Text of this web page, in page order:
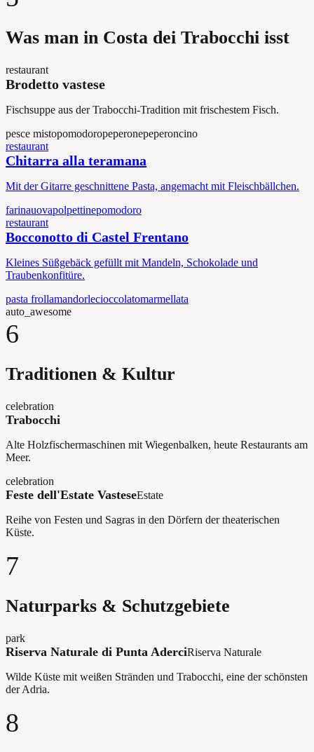
Was man in Costa dei Trabocchi isst
restaurant
Brodetto vastese
Fischsuppe aus der Trabocchi-Tradition mit frischestem Fisch.
pesce mistopomodoropeperonepeperoncino
restaurant
Chitarra alla teramana
Mit der Gitarre geschnittene Pasta, angemacht mit Fleischbällchen.
farinauovapolpettinepomodoro
restaurant
Bocconotto di Castel Frentano
Kleines Süßgebäck gefüllt mit Mandeln, Schokolade und
Traubenkonfitüre.
pasta frollamandorlecioccolatomarmellata
auto_awesome
6
Traditionen & Kultur
celebration
Trabocchi
Alte Holzfischermaschinen mit Wiegenbalken, heute Restaurants am
Meer.
celebration
Feste dell'Estate VasteseEstate
Reihe von Festen und Sagras in den Dörfern der theaterischen
Küste.
7
Naturparks & Schutzgebiete
park
Riserva Naturale di Punta AderciRiserva Naturale
Wilde Küste mit weißen Stränden und Trabocchi, eine der schönsten
der Adria.
8